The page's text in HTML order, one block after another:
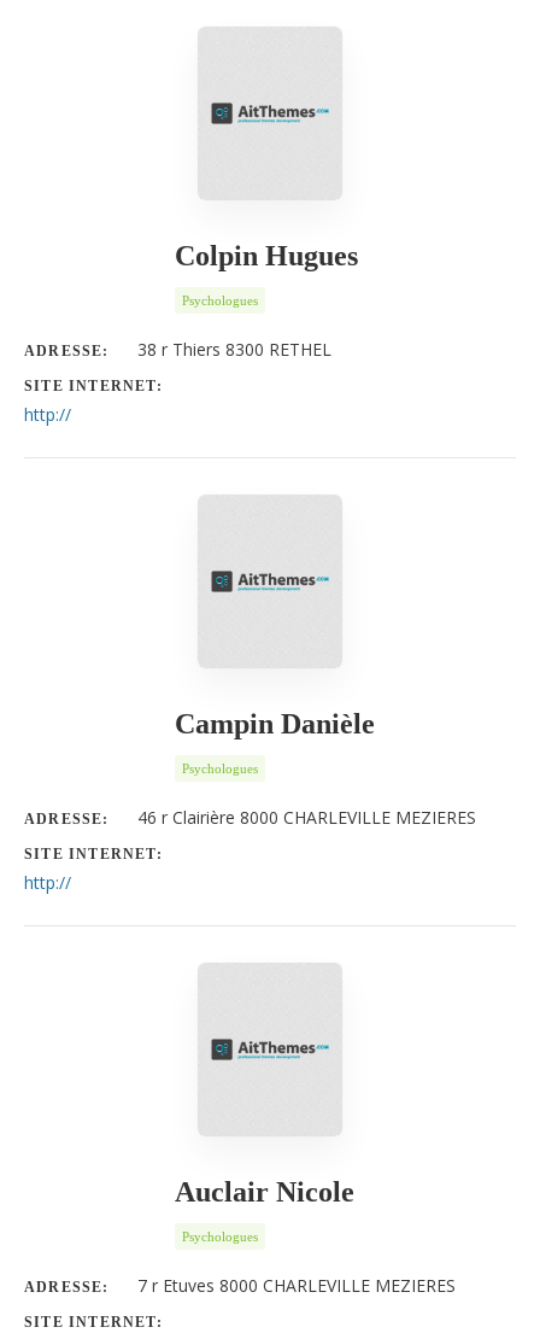
Colpin Hugues
Psychologues
ADRESSE: 38 r Thiers 8300 RETHEL
SITE INTERNET:
http://
Campin Danièle
Psychologues
ADRESSE: 46 r Clairière 8000 CHARLEVILLE MEZIERES
SITE INTERNET:
http://
Auclair Nicole
Psychologues
ADRESSE: 7 r Etuves 8000 CHARLEVILLE MEZIERES
SITE INTERNET: